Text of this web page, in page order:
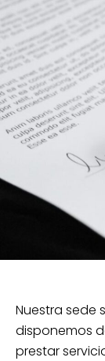
Nuestra sede
disponemos
prestar